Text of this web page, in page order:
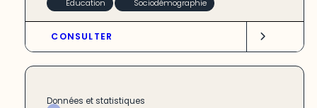
Éducation Sociodémographie
CONSULTER
Données et statistiques